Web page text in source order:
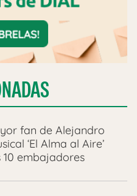
fan de Alejandro
‘El Alma al Aire’
10 embajadores